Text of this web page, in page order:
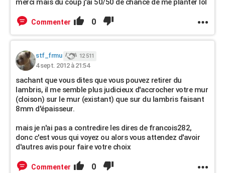
merci mais du coup j'ai 50/50 de chance de me planter lol
Commenter 0
stf_frmu 12 511
4 sept. 2012 à 21:54
sachant que vous dites que vous pouvez retirer du
lambris, il me semble plus judicieux d'accrocher votre mur
(cloison) sur le mur (existant) que sur du lambris faisant
8mm d'épaisseur.
mais je n'ai pas a contredire les dires de francois282,
donc c'est vous qui voyez ou alors vous attendez d'avoir
d'autres avis pour faire votre choix
Commenter 0